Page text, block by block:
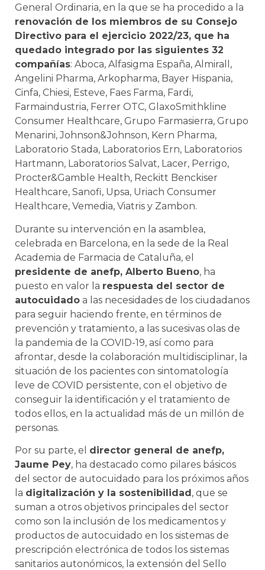
General Ordinaria, en la que se ha procedido a la
renovación de los miembros de su Consejo
Directivo para el ejercicio 2022/23, que ha
quedado integrado por las siguientes 32
compañías: Aboca, Alfasigma España, Almirall,
Angelini Pharma, Arkopharma, Bayer Hispania,
Cinfa, Chiesi, Esteve, Faes Farma, Fardi,
Farmaindustria, Ferrer OTC, GlaxoSmithkline
Consumer Healthcare, Grupo Farmasierra, Grupo
Menarini, Johnson&Johnson, Kern Pharma,
Laboratorio Stada, Laboratorios Ern, Laboratorios
Hartmann, Laboratorios Salvat, Lacer, Perrigo,
Procter&Gamble Health, Reckitt Benckiser
Healthcare, Sanofi, Upsa, Uriach Consumer
Healthcare, Vemedia, Viatris y Zambon.
Durante su intervención en la asamblea,
celebrada en Barcelona, en la sede de la Real
Academia de Farmacia de Cataluña, el
presidente de anefp, Alberto Bueno, ha
puesto en valor la respuesta del sector de
autocuidado a las necesidades de los ciudadanos
para seguir haciendo frente, en términos de
prevención y tratamiento, a las sucesivas olas de
la pandemia de la COVID-19, así como para
afrontar, desde la colaboración multidisciplinar, la
situación de los pacientes con sintomatología
leve de COVID persistente, con el objetivo de
conseguir la identificación y el tratamiento de
todos ellos, en la actualidad más de un millón de
personas.
Por su parte, el director general de anefp,
Jaume Pey, ha destacado como pilares básicos
del sector de autocuidado para los próximos años
la digitalización y la sostenibilidad, que se
suman a otros objetivos principales del sector
como son la inclusión de los medicamentos y
productos de autocuidado en los sistemas de
prescripción electrónica de todos los sistemas
sanitarios autonómicos, la extensión del Sello